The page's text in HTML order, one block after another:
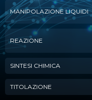
MANIPOLAZIONE LIQUIDI
REAZIONE
SINTESI CHIMICA
TITOLAZIONE